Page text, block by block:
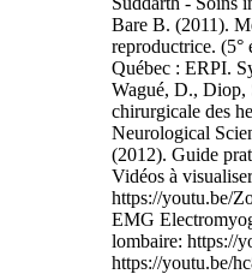
Bare B. (2011).
reproductrice.
Québec : ERPI.
Wagué, D.,
chirurgicale des
Neurological
(2012). Guide
Vidéos à
https://youtu.be/
EMG
lombaire: https://
https://youtu.be/